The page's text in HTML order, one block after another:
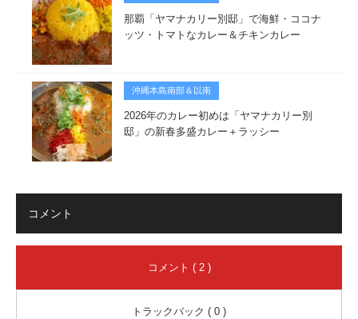
那覇「ヤマナカリー別邸」で海鮮・ココナ
ッツ・トマトなカレー＆チキンカレー
沖縄本島南部＆以南
2026年のカレー初めは「ヤマナカリー別
邸」の新春多盛カレー＋ラッシー
コメント
コメント ( 2 )
トラックバック ( 0 )